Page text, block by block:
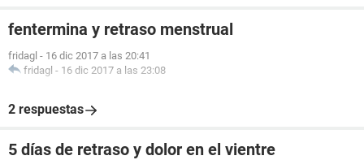
fentermina y retraso menstrual
fridagl - 16 dic 2017 a las 20:41
fridagl - 16 dic 2017 a las 23:08
2 respuestas
5 días de retraso y dolor en el vientre